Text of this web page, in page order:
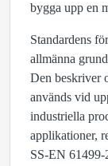
bygga upp en
Standardens
allmänna
Den beskriver
används vid
industriella
applikationer,
SS-EN